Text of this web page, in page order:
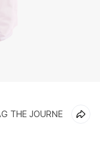
THE JOURNE